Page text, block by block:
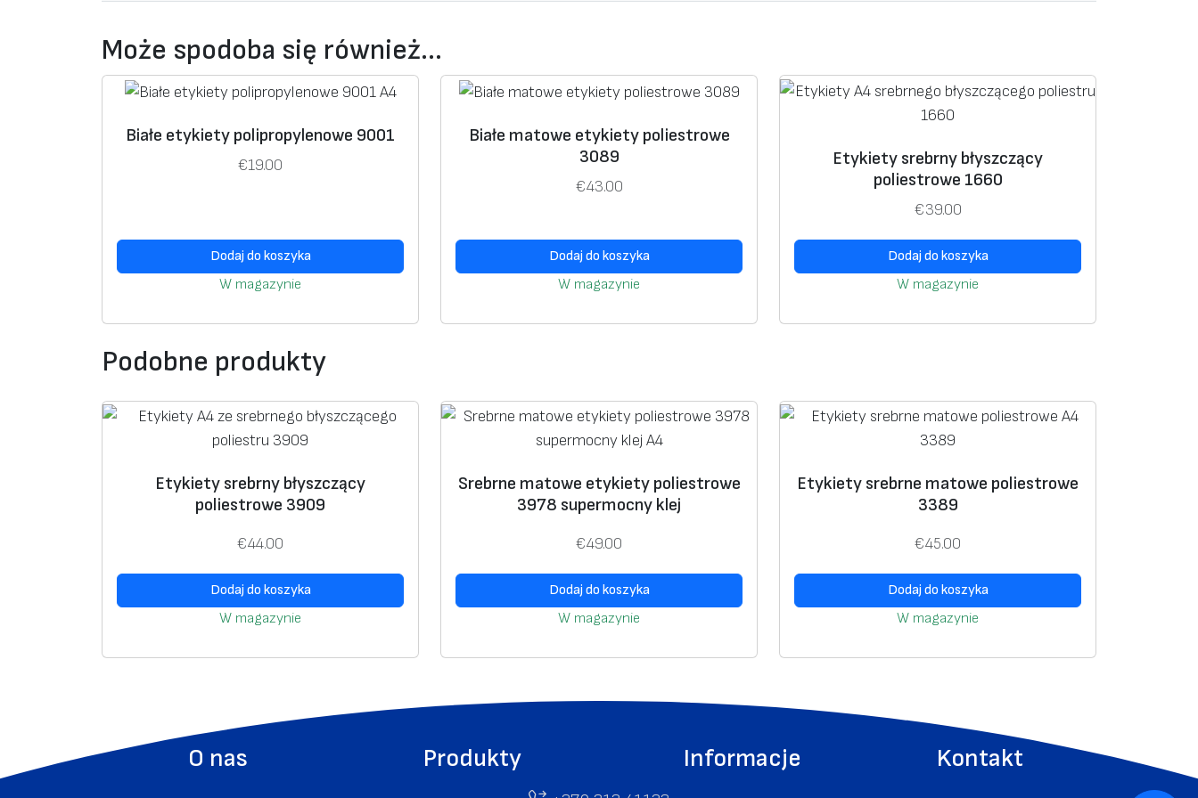
d
ą
p
o
d
p
i
e
s
r
w
2
2
0
Może spodoba się również…
Białe etykiety polipropylenowe 9001
€19.00
Dodaj do koszyka
W magazynie
Białe matowe etykiety poliestrowe
3089
€43.00
Dodaj do koszyka
W magazynie
Etykiety srebrny błyszczący
poliestrowe 1660
€39.00
Dodaj do koszyka
W magazynie
Podobne produkty
Etykiety srebrny błyszczący
poliestrowe 3909
€44.00
Dodaj do koszyka
W magazynie
Srebrne matowe etykiety poliestrowe
3978 supermocny klej
€49.00
Dodaj do koszyka
W magazynie
Etykiety srebrne matowe poliestrowe
3389
€45.00
Dodaj do koszyka
W magazynie
O nas Produkty Informacje Kontakt